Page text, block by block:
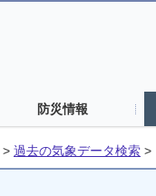
防災情報
> 過去の気象データ検索 >